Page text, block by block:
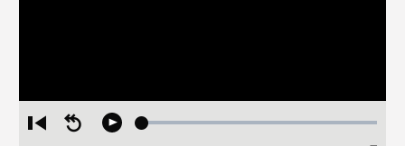
RestartSeek
Play Loaded: